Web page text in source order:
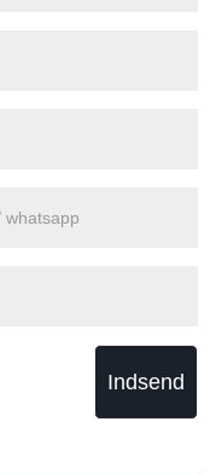
Indsend